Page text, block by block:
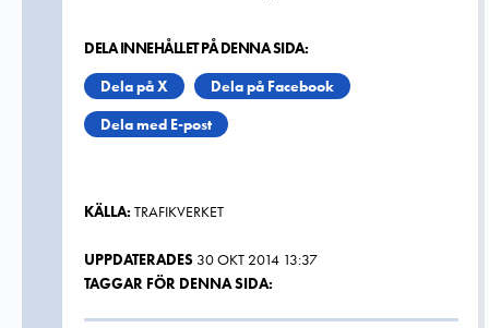
DELA INNEHÅLLET PÅ DENNA SIDA:
Dela på X
Dela på Facebook
Dela med E-post
KÄLLA: TRAFIKVERKET
UPPDATERADES 30 OKT 2014 13:37
TAGGAR FÖR DENNA SIDA: